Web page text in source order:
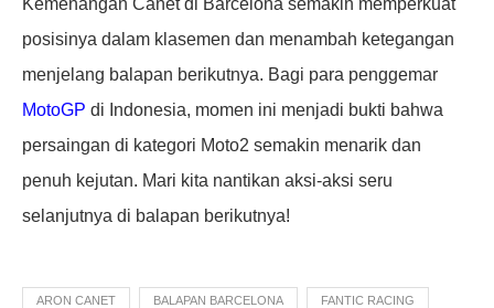
Kemenangan Canet di Barcelona semakin memperkuat
posisinya dalam klasemen dan menambah ketegangan
menjelang balapan berikutnya. Bagi para penggemar
MotoGP di Indonesia, momen ini menjadi bukti bahwa
persaingan di kategori Moto2 semakin menarik dan
penuh kejutan. Mari kita nantikan aksi-aksi seru
selanjutnya di balapan berikutnya!
ARON CANET BALAPAN BARCELONA FANTIC RACING